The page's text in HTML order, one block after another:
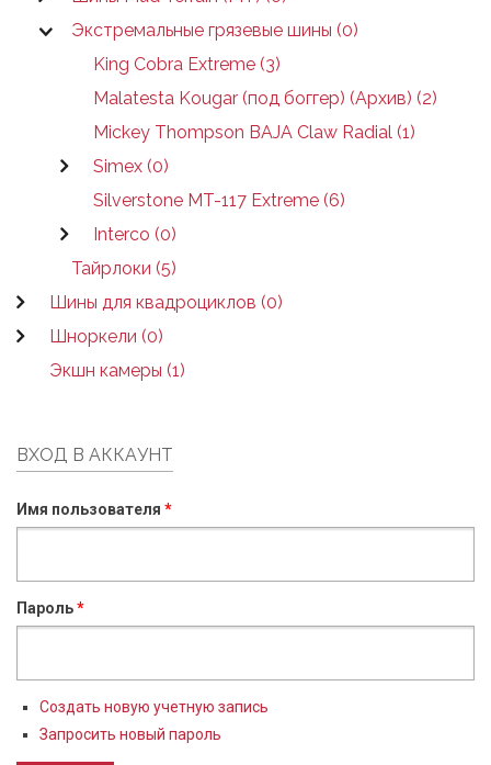
Экстремальные грязевые шины (0)
King Cobra Extreme (3)
Malatesta Kougar (под боггер) (Архив) (2)
Mickey Thompson BAJA Claw Radial (1)
Simex (0)
Silverstone MT-117 Extreme (6)
Interco (0)
Тайрлоки (5)
Шины для квадроциклов (0)
Шноркели (0)
Экшн камеры (1)
ВХОД В АККАУНТ
Имя пользователя *
Пароль*
Создать новую учетную запись
Запросить новый пароль